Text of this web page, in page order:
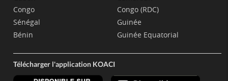
Congo
Sénégal
Bénin
Congo (RDC)
Guinée
Guinée Equatorial
Télécharger l'application KOACI